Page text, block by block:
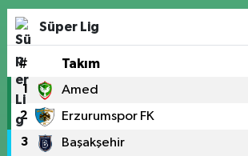
Süper Lig
# Takım
1 Amed
2 Erzurumspor FK
3 Başakşehir